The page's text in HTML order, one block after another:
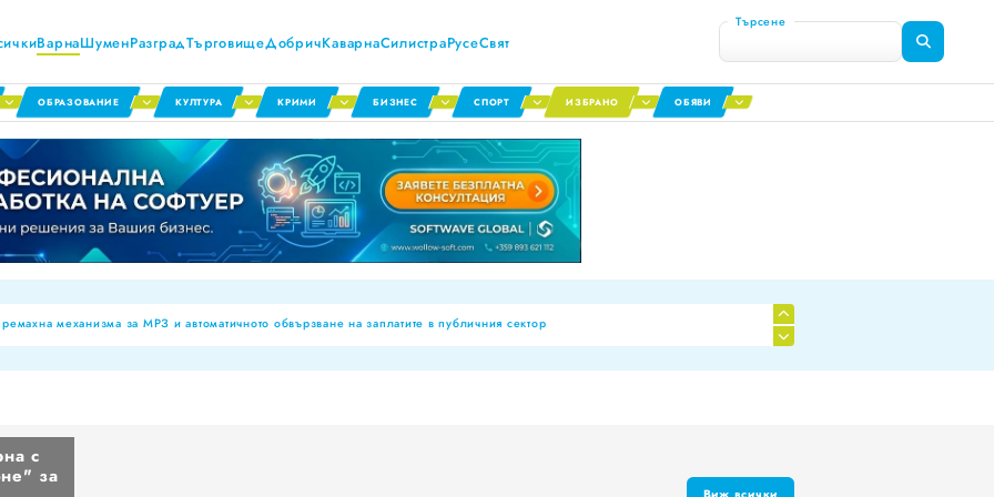
ВарнаШуменРазградТърговищеДобричКаварнаСилистраРусеСвят
Търсене
ОБРАЗОВАНИЕ КУЛТУРА КРИМИ БИЗНЕС СПОРТ ИЗБРАНО ОБЯВИ
механизма за МРЗ и автоматичното обвързване на заплатите в публичния сектор
обстановка през първото полугодие на 2026 г
паралелки за Шумен и Добрич
досиета за аномалии, ще се режат фалшивите ТЕЛК пенсии!
броят на обявите за работа
годността на храните
с
за